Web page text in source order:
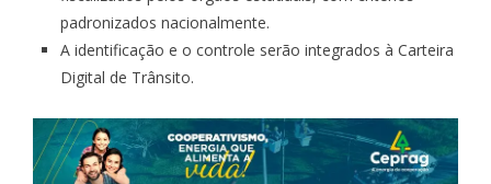
padronizados nacionalmente.
A identificação e o controle serão integrados à Carteira
Digital de Trânsito.